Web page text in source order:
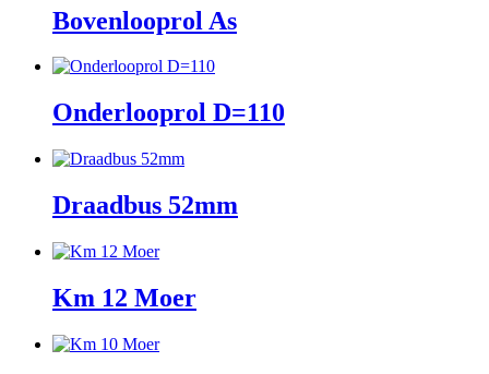
Bovenlooprol As
Onderlooprol D=110
Draadbus 52mm
Km 12 Moer